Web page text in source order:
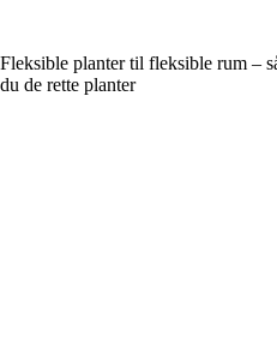
Fleksible planter til fleksible rum –
du de rette planter